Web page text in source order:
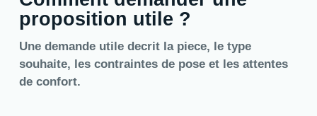
proposition utile ?
Une demande utile decrit la piece, le type
souhaite, les contraintes de pose et les attentes
de confort.